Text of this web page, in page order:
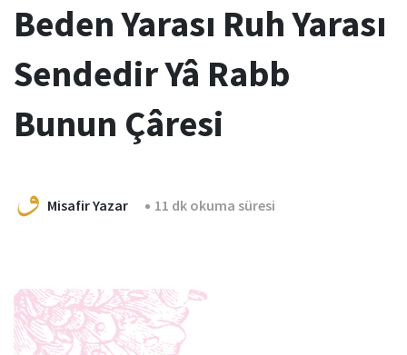
Beden Yarası Ruh Yarası
Sendedir Yâ Rabb
Bunun Çâresi
Misafir Yazar 11 dk okuma süresi